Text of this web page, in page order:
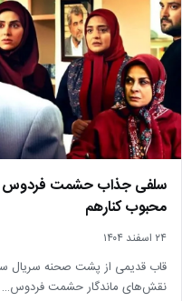
سلفی جذاب حشمت فردوس و
محبوب کنارهم
۲۴ اسفند ۱۴۰۴
قاب قدیمی از پشت صحنه سریال
نقش‌های ماندگار حشمت فردوس…